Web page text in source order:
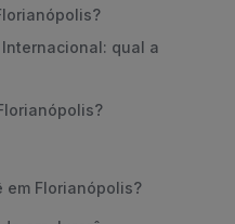
qual a
em Florianópolis?